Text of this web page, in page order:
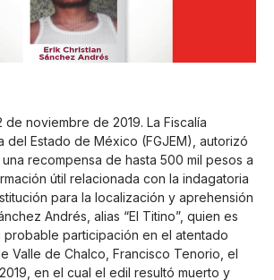
de noviembre de 2019. La Fiscalía
del Estado de México (FGJEM), autorizó
recompensa de hasta 500 mil pesos a
útil relacionada con la indagatoria
para la localización y aprehensión
Andrés, alias “El Titino”, quien es
participación en el atentado
Valle de Chalco, Francisco Tenorio, el
en el cual el edil resultó muerto y